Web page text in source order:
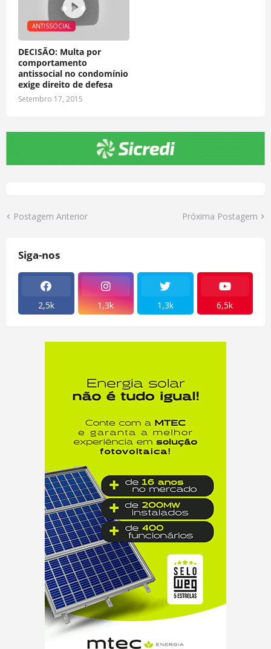
ANTISSOCIAL
DECISÃO: Multa por
comportamento
antissocial no condomínio
exige direito de defesa
Setembro 17, 2015
Postagem Anterior Próxima Postagem
Siga-nos
2,5k 1,3k 1,3k 6,5k